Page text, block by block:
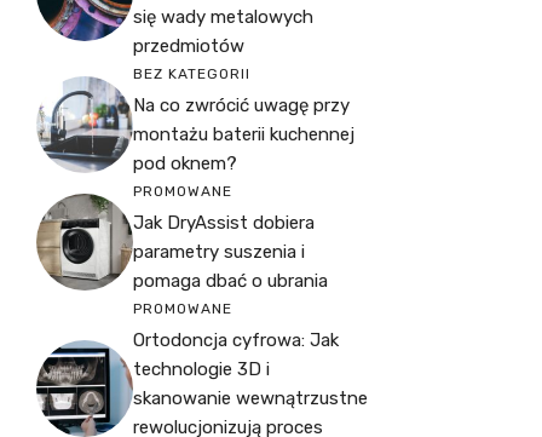
się wady metalowych
przedmiotów
BEZ KATEGORII
Na co zwrócić uwagę przy
montażu baterii kuchennej
pod oknem?
PROMOWANE
Jak DryAssist dobiera
parametry suszenia i
pomaga dbać o ubrania
PROMOWANE
Ortodoncja cyfrowa: Jak
technologie 3D i
skanowanie wewnątrzustne
rewolucjonizują proces